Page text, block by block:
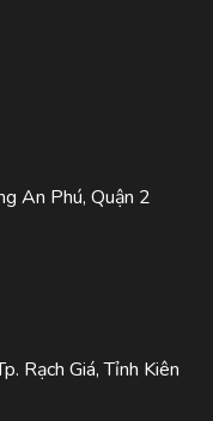
An Phú, Quận 2
Rạch Giá, Tỉnh Kiên